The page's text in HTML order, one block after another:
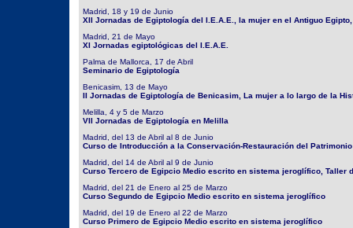
Madrid, 18 y 19 de Junio
XII Jornadas de Egiptología del I.E.A.E., la mujer en el Antiguo
Madrid, 21 de Mayo
XI Jornadas egiptológicas del I.E.A.E.
Palma de Mallorca, 17 de Abril
Seminario de Egiptología
Benicasim, 13 de Mayo
II Jornadas de Egiptología de Benicasim, La mujer a lo largo de la
Melilla, 4 y 5 de Marzo
VII Jornadas de Egiptología en Melilla
Madrid, del 13 de Abril al 8 de Junio
Curso de Introducción a la Conservación-Restauración del
Madrid, del 14 de Abril al 9 de Junio
Curso Tercero de Egipcio Medio escrito en sistema jeroglífico, Taller
Madrid, del 21 de Enero al 25 de Marzo
Curso Segundo de Egipcio Medio escrito en sistema jeroglífico
Madrid, del 19 de Enero al 22 de Marzo
Curso Primero de Egipcio Medio escrito en sistema jeroglífico